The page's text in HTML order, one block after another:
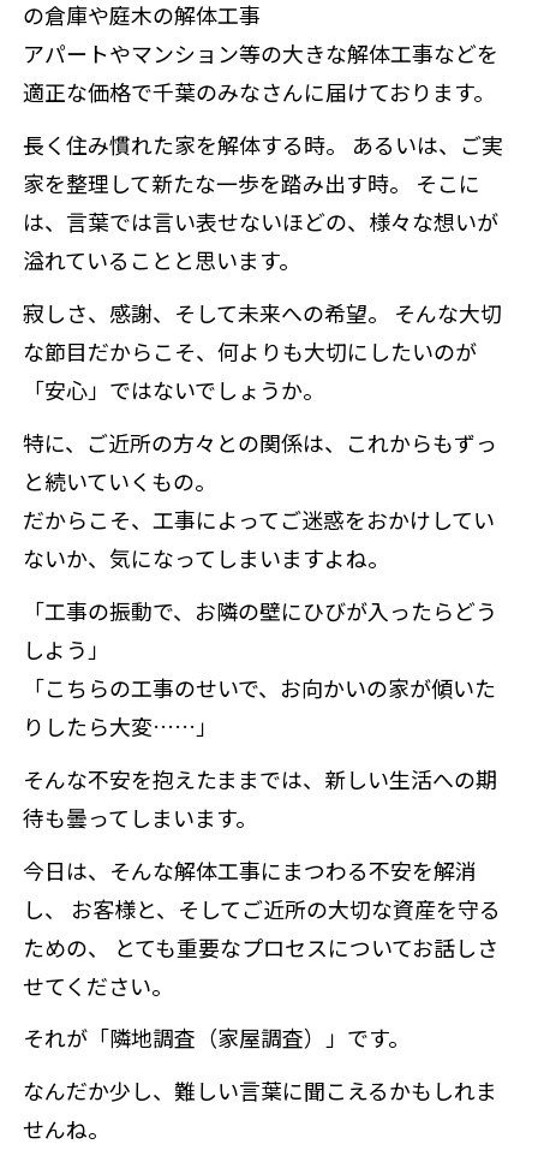
の倉庫や庭木の解体工事
アパートやマンション等の大きな解体工事などを
適正な価格で千葉のみなさんに届けております。
長く住み慣れた家を解体する時。 あるいは、ご実
家を整理して新たな一歩を踏み出す時。 そこに
は、言葉では言い表せないほどの、様々な想いが
溢れていることと思います。
寂しさ、感謝、そして未来への希望。 そんな大切
な節目だからこそ、何よりも大切にしたいのが
「安心」ではないでしょうか。
特に、ご近所の方々との関係は、これからもずっ
と続いていくもの。
だからこそ、工事によってご迷惑をおかけしてい
ないか、気になってしまいますよね。
「工事の振動で、お隣の壁にひびが入ったらどう
しよう」
「こちらの工事のせいで、お向かいの家が傾いた
りしたら大変……」
そんな不安を抱えたままでは、新しい生活への期
待も曇ってしまいます。
今日は、そんな解体工事にまつわる不安を解消
し、 お客様と、そしてご近所の大切な資産を守る
ための、 とても重要なプロセスについてお話しさ
せてください。
それが「隣地調査（家屋調査）」です。
なんだか少し、難しい言葉に聞こえるかもしれま
せんね。